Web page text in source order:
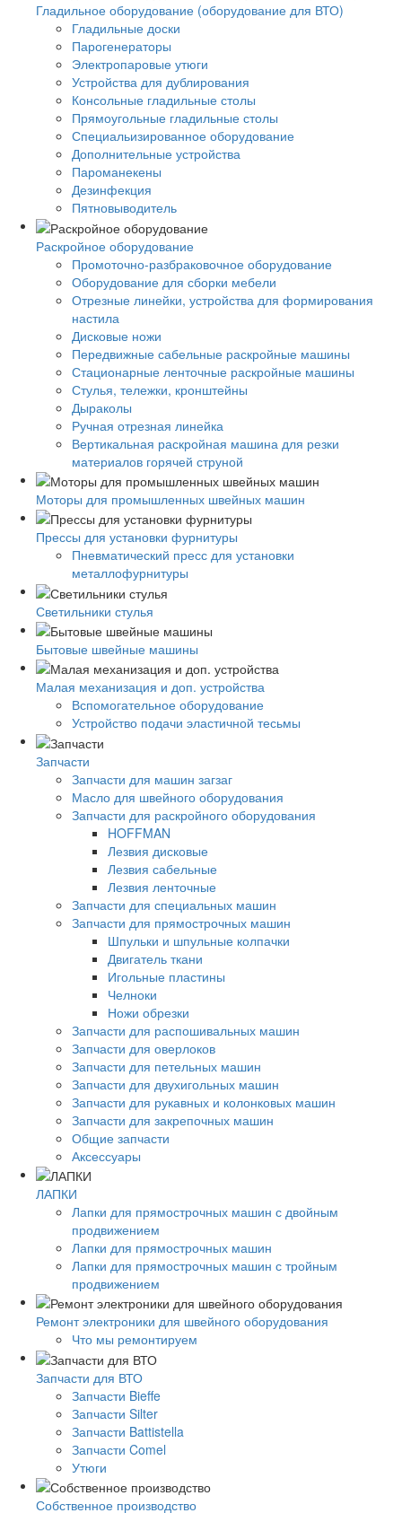
Гладильное оборудование (оборудование для ВТО)
Гладильные доски
Парогенераторы
Электропаровые утюги
Устройства для дублирования
Консольные гладильные столы
Прямоугольные гладильные столы
Специальизированное оборудование
Дополнительные устройства
Пароманекены
Дезинфекция
Пятновыводитель
Раскройное оборудование
Промоточно-разбраковочное оборудование
Оборудование для сборки мебели
Отрезные линейки, устройства для формирования
настила
Дисковые ножи
Передвижные сабельные раскройные машины
Стационарные ленточные раскройные машины
Стулья, тележки, кронштейны
Дыраколы
Ручная отрезная линейка
Вертикальная раскройная машина для резки
материалов горячей струной
Моторы для промышленных швейных машин
Прессы для установки фурнитуры
Пневматический пресс для установки
металлофурнитуры
Светильники стулья
Бытовые швейные машины
Малая механизация и доп. устройства
Вспомогательное оборудование
Устройство подачи эластичной тесьмы
Запчасти
Запчасти для машин загзаг
Масло для швейного оборудования
Запчасти для раскройного оборудования
HOFFMAN
Лезвия дисковые
Лезвия сабельные
Лезвия ленточные
Запчасти для специальных машин
Запчасти для прямострочных машин
Шпульки и шпульные колпачки
Двигатель ткани
Игольные пластины
Челноки
Ножи обрезки
Запчасти для распошивальных машин
Запчасти для оверлоков
Запчасти для петельных машин
Запчасти для двухигольных машин
Запчасти для рукавных и колонковых машин
Запчасти для закрепочных машин
Общие запчасти
Аксессуары
ЛАПКИ
Лапки для прямострочных машин с двойным
продвижением
Лапки для прямострочных машин
Лапки для прямострочных машин с тройным
продвижением
Ремонт электроники для швейного оборудования
Что мы ремонтируем
Запчасти для ВТО
Запчасти Bieffe
Запчасти Silter
Запчасти Battistella
Запчасти Comel
Утюги
Собственное производство